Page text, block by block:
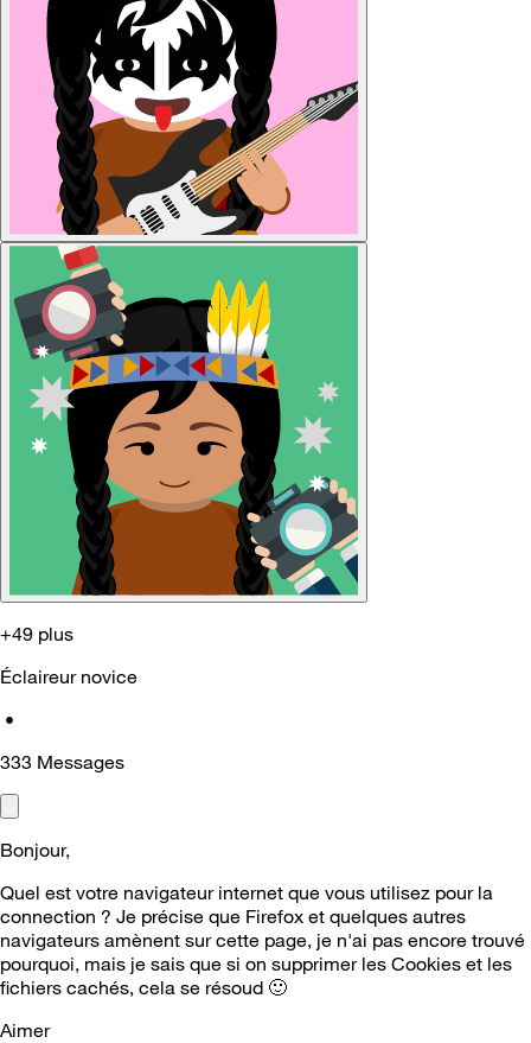
+49 plus
Éclaireur novice
•
333 Messages
Bonjour,
Quel est votre navigateur internet que vous utilisez pour la
connection ? Je précise que Firefox et quelques autres
navigateurs amènent sur cette page, je n'ai pas encore trouvé
pourquoi, mais je sais que si on supprimer les Cookies et les
fichiers cachés, cela se résoud 🙂
Aimer